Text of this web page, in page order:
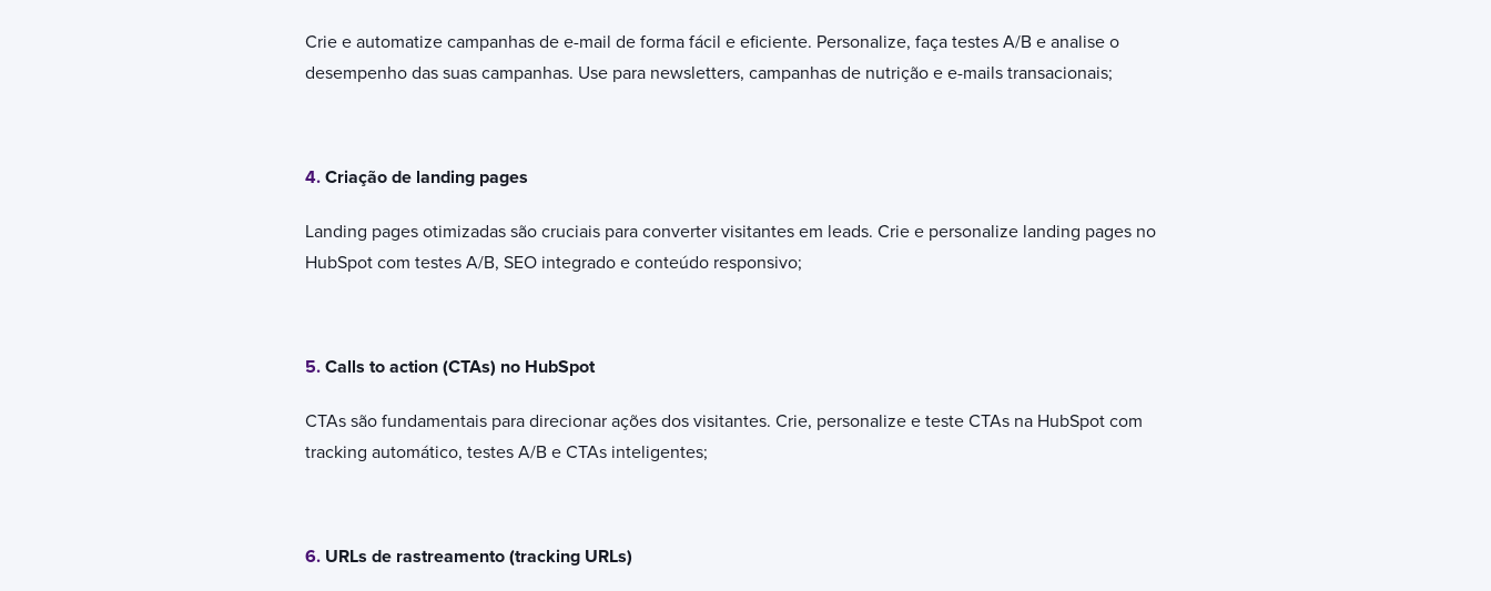
Crie e automatize campanhas de e-mail de forma fácil e eficiente. Personalize, faça testes A/B e analise o
desempenho das suas campanhas. Use para newsletters, campanhas de nutrição e e-mails transacionais;
4. Criação de landing pages
Landing pages otimizadas são cruciais para converter visitantes em leads. Crie e personalize landing pages no
HubSpot com testes A/B, SEO integrado e conteúdo responsivo;
5.Calls to action (CTAs) no HubSpot
CTAs são fundamentais para direcionar ações dos visitantes. Crie, personalize e teste CTAs na HubSpot com
tracking automático, testes A/B e CTAs inteligentes;
6.URLs de rastreamento (tracking URLs)